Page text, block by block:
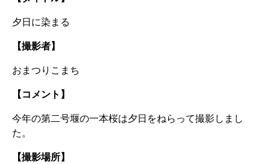
夕日に染まる
【撮影者】
おまつりこまち
【コメント】
今年の第二号堰の一本桜は夕日をねらって撮影しまし
た。
【撮影場所】